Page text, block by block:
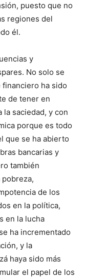
puesto que no
regiones del
él.
y
No solo se
ha sido
de tener en
la saciedad, y con
porque es todo
que se ha abierto
bancarias y
también
de los
en la política,
en la lucha
ha incrementado
y la
haya sido más
el papel de los